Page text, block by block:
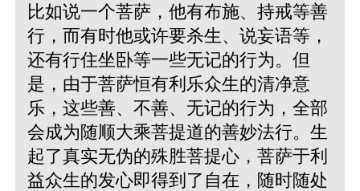
比如说一个菩萨，他有布施、持戒等善
行，而有时他或许要杀生、说妄语等，
还有行住坐卧等一些无记的行为。但
是，由于菩萨恒有利乐众生的清净意
乐，这些善、不善、无记的行为，全部
会成为随顺大乘菩提道的善妙法行。生
起了真实无伪的殊胜菩提心，菩萨于利
益众生的发心即得到了自在，随时随处